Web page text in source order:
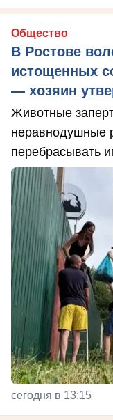
Общество
В Ростове
истощенных
— хозяин
Животные
неравнодушные
перебрасывать
сегодня в 13:15